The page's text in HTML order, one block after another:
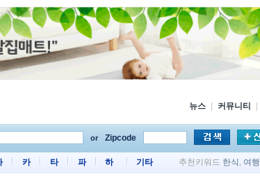
뉴스 커뮤니티
or Zipcode
카 타 파 하 기타 추천키워드 한식 , 여행